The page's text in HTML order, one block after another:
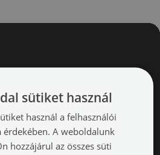
sütiket használ
használ a felhasználói
érdekében. A weboldalunk
hozzájárul az összes süti